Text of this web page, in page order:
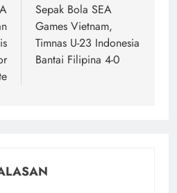
Sepak Bola SEA
Games Vietnam,
Timnas U-23 Indonesia
Bantai Filipina 4-0